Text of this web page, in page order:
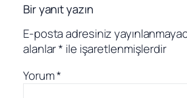
Bir yanıt yazın
E-posta adresiniz
alanlar* ile işaretlenmişlerdir
Yorum*